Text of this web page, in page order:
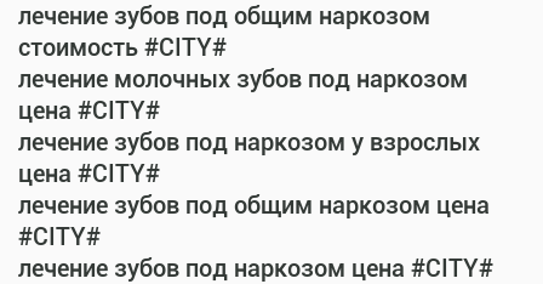
лечение зубов под общим наркозом
стоимость #CITY#
лечение молочных зубов под наркозом
цена #CITY#
лечение зубов под наркозом у взрослых
цена #CITY#
лечение зубов под общим наркозом цена
#CITY#
лечение зубов под наркозом цена #CITY#